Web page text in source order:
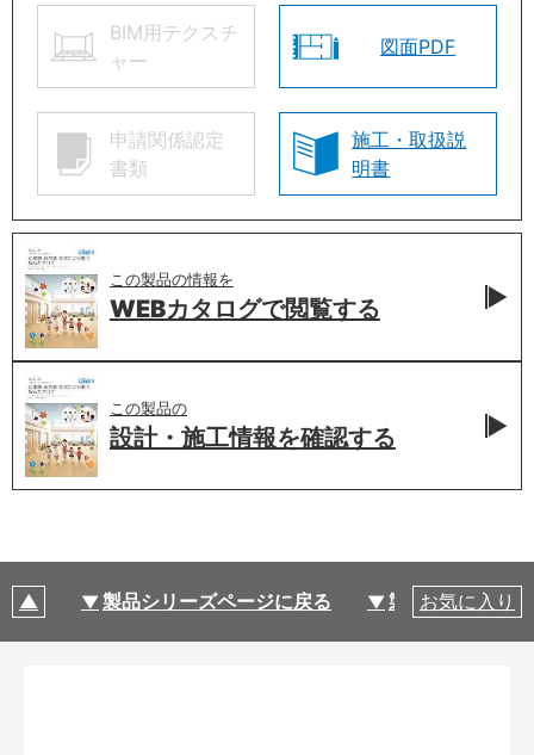
BIM用テクスチ
ャー
図面PDF
申請関係認定
書類
施工・取扱説
明書
この製品の情報を
WEBカタログで閲覧する
この製品の
設計・施工情報を確認する
製品シリーズページに戻る 製品仕様
お気に入り